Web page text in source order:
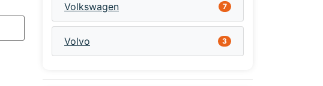
Volkswagen 7
Volvo 3